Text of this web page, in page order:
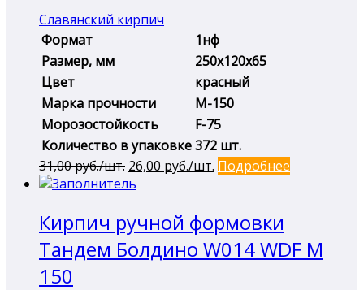
Славянский кирпич
Формат
1нф
Размер, мм
250х120х65
Цвет
красный
Марка прочности
М-150
Морозостойкость
F-75
Количество в упаковке372 шт.
31,00руб./шт. Первоначальная
цена
31,00 руб./
шт..
26,00 руб./шт. Текущая
шт..
Подробнее
Кирпич ручной формовки
Тандем Болдино W014 WDF М
150